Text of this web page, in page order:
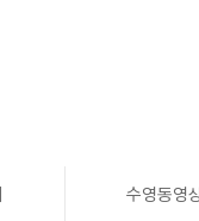
수영동영